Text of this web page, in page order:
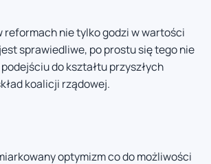
nie tylko godzi w wartości
sprawiedliwe, po prostu się tego nie
do kształtu przyszłych
koalicji rządowej.
optymizm co do możliwości